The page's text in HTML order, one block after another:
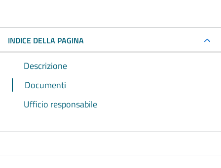
INDICE DELLA PAGINA
Descrizione
Documenti
Ufficio responsabile